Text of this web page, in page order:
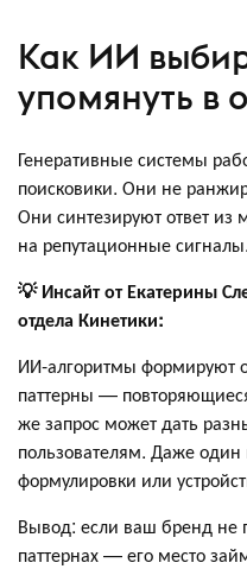
Как ИИ
упомянуть в
Генеративные системы
поисковики. Они не
Они синтезируют ответ из
на репутационные сигналы.
💡 Инсайт от Екатерины
отдела Кинетики:
ИИ-алгоритмы формируют
паттерны —
же запрос может дать
пользователям. Даже один
формулировки или
Вывод: если ваш бренд не
паттернах — его место